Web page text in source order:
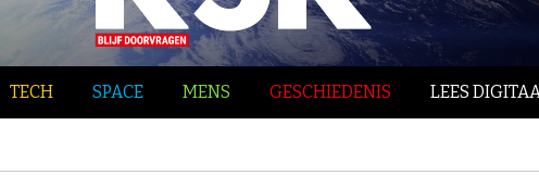
TECH SPACE MENS GESCHIEDENIS LEES